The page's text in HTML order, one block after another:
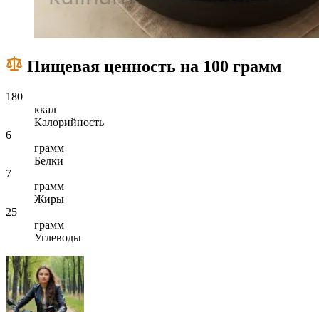
Пищевая ценность на 100 грамм
180
ккал
Калорийность
6
грамм
Белки
7
грамм
Жиры
25
грамм
Углеводы